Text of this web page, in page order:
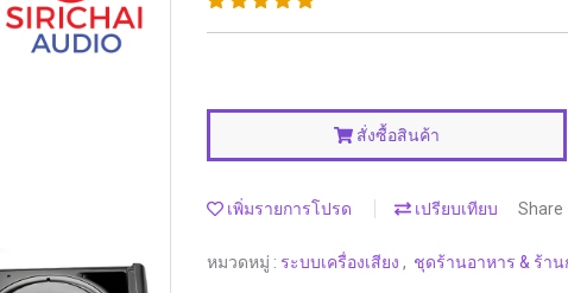
สั่งซื้อสินค้า
เพิ่มรายการโปรด เปรียบเทียบ Share
หมวดหมู่ : ระบบเครื่องเสียง , ชุดร้านอาหาร & ร้า